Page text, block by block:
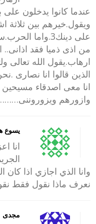
عندما كانوا يدخلون على
على
من اذى ذميا فقد
ارهاب.يقول الله تعالى
الذين قالوا انا نصارى
انا معى اصدقاء مسيحين
وازورهم
يسوع
انا
وانا الذي اجازي اذا كان
نعرف ماذا نقول فقط
مجدى